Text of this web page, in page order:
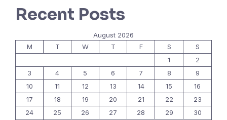
Recent Posts
August 2026
M
T W T F S
S
1
2
3
4 5 6 7 8
9
10
11 12 13 14 15
16
17
18 19 20 21 22
23
24
25 26 27 28 29
30